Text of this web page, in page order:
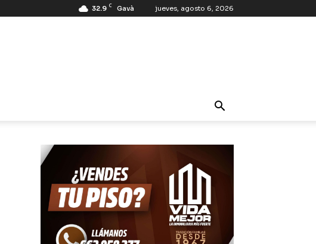
32.9 C Gavà jueves, agosto 6, 2026